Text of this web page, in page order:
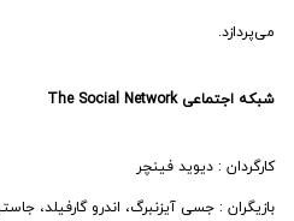
می‌پردازد.
شبکه اجتماعی The Social Network
کارگردان : دیوید فینچر
بازیگران : جسی آیزنبرگ، اندرو گارفیلد،